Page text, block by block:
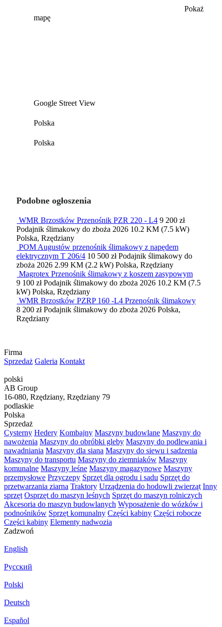
Pokaż
mapę
Google Street View
Polska
Polska
Podobne ogłoszenia
WMR Brzostków Przenośnik PZR 220 - L4 9 200 zł
Podajnik ślimakowy do zboża 2026 10.2 KM (7.5 kW)
Polska, Rzędziany
POM Augustów przenośnik ślimakowy z napędem
elektrycznym T 206/4 10 500 zł Podajnik ślimakowy do
zboża 2026 2.99 KM (2.2 kW) Polska, Rzędziany
Magrotex Przenośnik ślimakowy z koszem zasypowym
9 100 zł Podajnik ślimakowy do zboża 2026 10.2 KM (7.5
kW) Polska, Rzędziany
WMR Brzostków PZRP 160 -L4 Przenośnik ślimakowy
8 200 zł Podajnik ślimakowy do zboża 2026 Polska,
Rzędziany
Firma
Sprzedaż Galeria Kontakt
polski
AB Group
16-080, Rzędziany, Rzędziany 79
podlaskie
Polska
Sprzedaż
Cysterny Hedery Kombajny Maszyny budowlane Maszyny do
nawożenia Maszyny do obróbki gleby Maszyny do podlewania i
nawadniania Maszyny dla siana Maszyny do siewu i sadzenia
Maszyny do transportu Maszyny do ziemniaków Maszyny
komunalne Maszyny leśne Maszyny magazynowe Maszyny
przemysłowe Przyczepy Sprzęt dla ogrodu i sadu Sprzęt do
przetwarzania ziarna Traktory Urządzenia do hodowli zwierząt Inny
sprzęt Osprzęt do maszyn leśnych Sprzęt do maszyn rolniczych
Akcesoria do maszyn budowlanych Wyposażenie do wózków i
podnośników Sprzęt komunalny Części kabiny Części robocze
Części kabiny Elementy nadwozia
Zadzwoń
English
Русский
Polski
Deutsch
Español